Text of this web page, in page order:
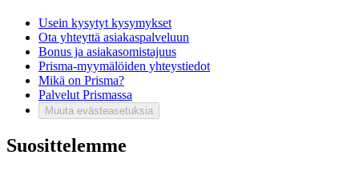
Usein kysytyt kysymykset
Ota yhteyttä asiakaspalveluun
Bonus ja asiakasomistajuus
Prisma-myymälöiden yhteystiedot
Mikä on Prisma?
Palvelut Prismassa
Muuta evästeasetuksia
Suosittelemme